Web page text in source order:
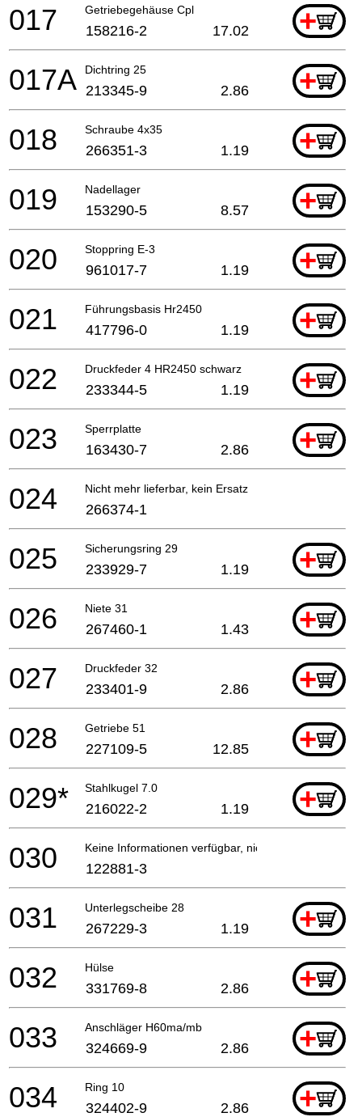
Getriebegehäuse Cpl +
017 158216-2 17.02
Dichtring 25 +
017A 213345-9 2.86
Schraube 4x35 +
018 266351-3 1.19
Nadellager +
019 153290-5 8.57
Stoppring E-3 +
020 961017-7 1.19
Führungsbasis Hr2450 +
021 417796-0 1.19
Druckfeder 4 HR2450 schwarz +
022 233344-5 1.19
Sperrplatte +
023 163430-7 2.86
Nicht mehr lieferbar, kein Ersatz
024 266374-1
Sicherungsring 29 +
025 233929-7 1.19
Niete 31 +
026 267460-1 1.43
Druckfeder 32 +
027 233401-9 2.86
Getriebe 51 +
028 227109-5 12.85
Stahlkugel 7.0 +
029* 216022-2 1.19
Keine Informationen verfügbar, nicht bestellbar
030 122881-3
Unterlegscheibe 28 +
031 267229-3 1.19
Hülse +
032 331769-8 2.86
Anschläger H60ma/mb +
033 324669-9 2.86
Ring 10 +
034 324402-9 2.86